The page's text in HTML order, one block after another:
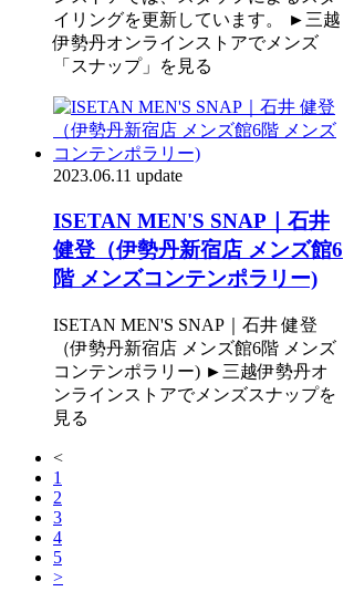
イリングを更新しています。 ►三越
伊勢丹オンラインストアでメンズ
「スナップ」を見る
2023.06.11 update
ISETAN MEN'S SNAP｜石井
健登（伊勢丹新宿店 メンズ館6
階 メンズコンテンポラリー)
ISETAN MEN'S SNAP｜石井 健登
（伊勢丹新宿店 メンズ館6階 メンズ
コンテンポラリー) ►三越伊勢丹オ
ンラインストアでメンズスナップを
見る
<
1
2
3
4
5
>